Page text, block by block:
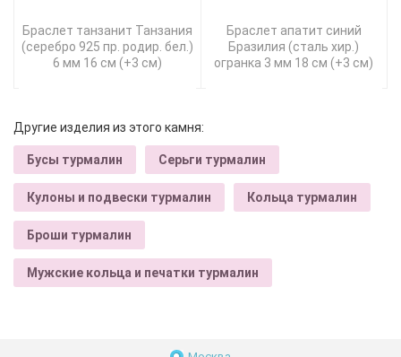
Браслет танзанит Танзания
(серебро 925 пр. родир. бел.)
6 мм 16 см (+3 см)
Браслет апатит синий
Бразилия (сталь хир.)
огранка 3 мм 18 см (+3 см)
Другие изделия из этого камня:
Бусы турмалин Серьги турмалин
Кулоны и подвески турмалин Кольца турмалин
Броши турмалин
Мужские кольца и печатки турмалин